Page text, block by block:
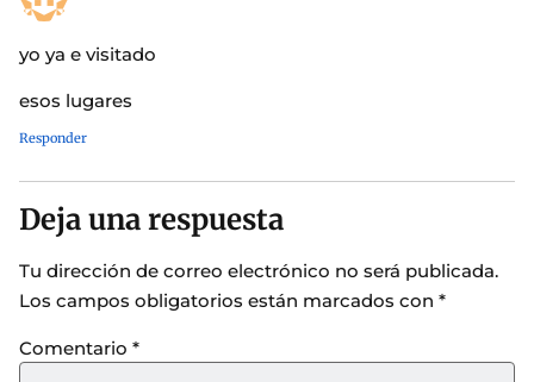
yo ya e visitado
esos lugares
Responder
Deja una respuesta
Tu dirección de correo electrónico no será publicada.
Los campos obligatorios están marcados con *
Comentario *